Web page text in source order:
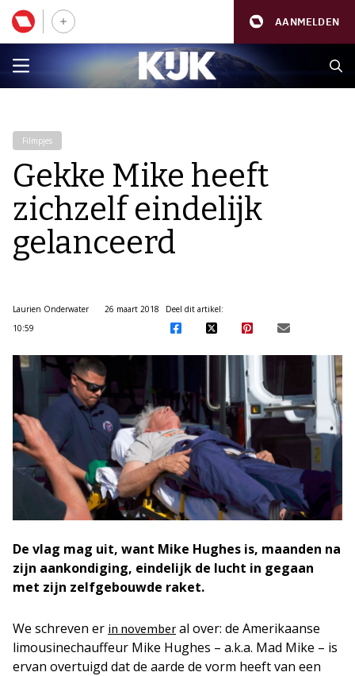
AANMELDEN
Filmpjes
Gekke Mike heeft
zichzelf eindelijk
gelanceerd
Laurien Onderwater
26 maart 2018
10:59
Deel dit artikel:
De vlag mag uit, want Mike Hughes is, maanden na
zijn aankondiging, eindelijk de lucht in gegaan
met zijn zelfgebouwde raket.
We schreven er in november al over: de Amerikaanse
limousinechauffeur Mike Hughes – a.k.a. Mad Mike – is
ervan overtuigd dat de aarde de vorm heeft van een